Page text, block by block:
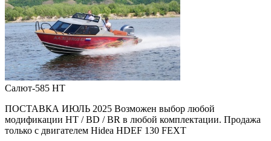
Салют-585 HT
ПОСТАВКА ИЮЛЬ 2025 Возможен выбор любой
модификации HT / BD / BR в любой комплектации. Продажа
только с двигателем Hidea HDEF 130 FEXT